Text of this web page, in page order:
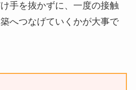
手を抜かずに、一度の接触
へつなげていくかが大事で